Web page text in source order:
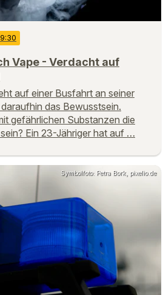
Vape - Verdacht auf
auf einer Busfahrt an seiner
das Bewusstsein.
gefährlichen Substanzen die
Ein 23-Jähriger hat auf …
Symbolfoto: Petra Bork, pixelio.de